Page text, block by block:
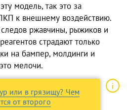
модель, так это за
к внешнему воздействию.
ржавчины, рыжиков и
страдают только
на бампер, молдинги и
мелочи.
или в грязищу? Чем
от второго